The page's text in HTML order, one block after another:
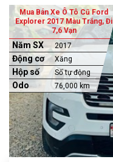
Mua Bán Xe Ô Tô Cũ Ford
Explorer 2017 Màu Trắng, Đi
7,6 Vạn
Năm SX 2017
Động cơ Xăng
Hộp số Số tự động
Odo 76,000 km